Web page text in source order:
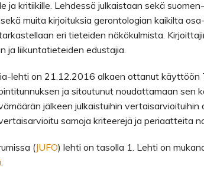
ja kritiikille. Lehdessä julkaistaan sekä
muita kirjoituksia gerontologian kaikilta
eri tieteiden näkökulmista.
ja liikuntatieteiden edustajia.
lehti on 21.12.2016 alkaen ottanut käyttöön
ja sitoutunut noudattamaan sen
jälkeen julkaistuihin vertaisarvioituihin
samoja kriteerejä ja periaatteita
(JUFO) lehti on tasolla 1. Lehti on
.